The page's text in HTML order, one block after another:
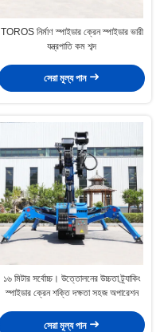
TOROS নির্মাণ স্পাইডার ক্রেন স্পাইডার ভারী
যন্ত্রপাতি কম শব্দ
সেরা মূল্য পান
১৬ মিটার সর্বোচ্চ। উত্তোলনের উচ্চতা ট্র্যাকিং
স্পাইডার ক্রেন শক্তি দক্ষতা সহজ অপারেশন
সেরা মূল্য পান